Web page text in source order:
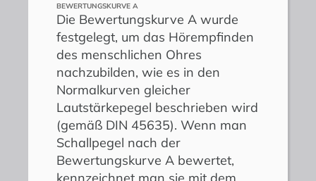
BEWERTUNGSKURVE A
Die Bewertungskurve A wurde
festgelegt, um das Hörempfinden
des menschlichen Ohres
nachzubilden, wie es in den
Normalkurven gleicher
Lautstärkepegel beschrieben wird
(gemäß DIN 45635). Wenn man
Schallpegel nach der
Bewertungskurve A bewertet,
kennzeichnet man sie mit dem